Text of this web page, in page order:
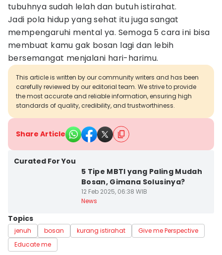
tubuhnya sudah lelah dan butuh istirahat.
Jadi pola hidup yang sehat itu juga sangat
mempengaruhi mental ya. Semoga 5 cara ini bisa
membuat kamu gak bosan lagi dan lebih
bersemangat menjalani hari-harimu.
This article is written by our community writers and has been
carefully reviewed by our editorial team. We strive to provide
the most accurate and reliable information, ensuring high
standards of quality, credibility, and trustworthiness.
Share Article
Curated For You
5 Tipe MBTI yang Paling Mudah
Bosan, Gimana Solusinya?
12 Feb 2025, 06:38 WIB
News
Topics
jenuh bosan kurang istirahat
Give me Perspective
Educate me